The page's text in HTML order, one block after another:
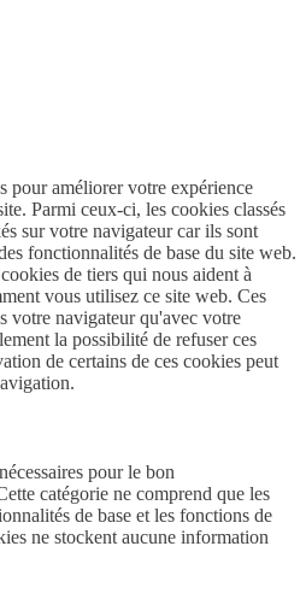
pour améliorer votre expérience
Parmi ceux-ci, les cookies classés
sur votre navigateur car ils sont
fonctionnalités de base du site web.
de tiers qui nous aident à
vous utilisez ce site web. Ces
votre navigateur qu'avec votre
la possibilité de refuser ces
de certains de ces cookies peut
pour le bon
catégorie ne comprend que les
de base et les fonctions de
ne stockent aucune information